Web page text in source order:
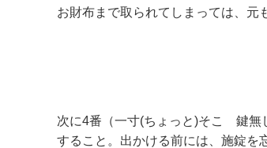
お財布まで取られてしまっては、元
次に4番（一寸(ちょっと)そこ 鍵無
すること。出かける前には、施錠を